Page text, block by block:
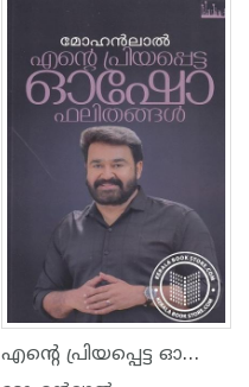
എന്റെ പ്രിയപ്പെട്ട ഓഷോ ഫലിതങ്ങള്‍